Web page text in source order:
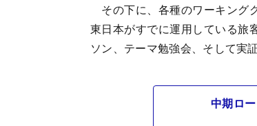
その下に、各種のワーキング
東日本がすでに運用している旅
ソン、テーマ勉強会、そして実
中期ロ